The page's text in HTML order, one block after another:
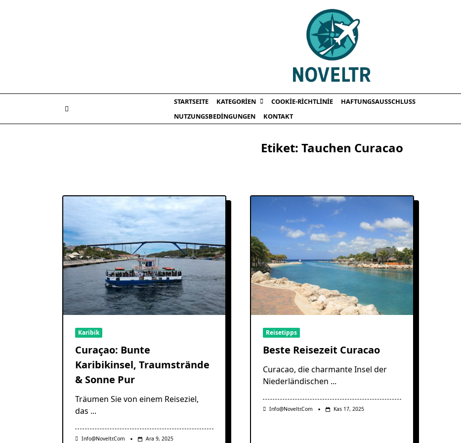
STARTSEITE KATEGORIEN COOKIE-RICHTLINIE
HAFTUNGSAUSSCHLUSS
NUTZUNGSBEDINGUNGEN
KONTAKT
Etiket: Tauchen Curacao
Karibik
Curaçao: Bunte
Karibikinsel, Traumstrände
& Sonne Pur
Träumen Sie von einem Reiseziel,
das ...
Info@noveltr.com Ara 9, 2025
Reisetipps
Beste Reisezeit Curacao
Curacao, die charmante Insel der
Niederländischen ...
Info@noveltr.com Kas 17, 2025